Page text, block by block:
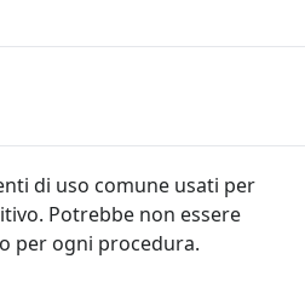
di uso comune usati per
Potrebbe non essere
per ogni procedura.